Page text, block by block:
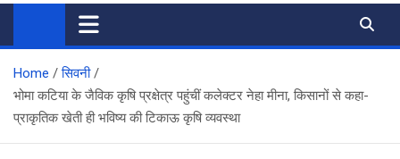
Home
सिवनी
भोमा कटिया के जैविक कृषि प्रक्षेत्र पहुंचीं कलेक्टर नेहा मीना, किसानों से कहा-
प्राकृतिक खेती ही भविष्य की टिकाऊ कृषि व्यवस्था